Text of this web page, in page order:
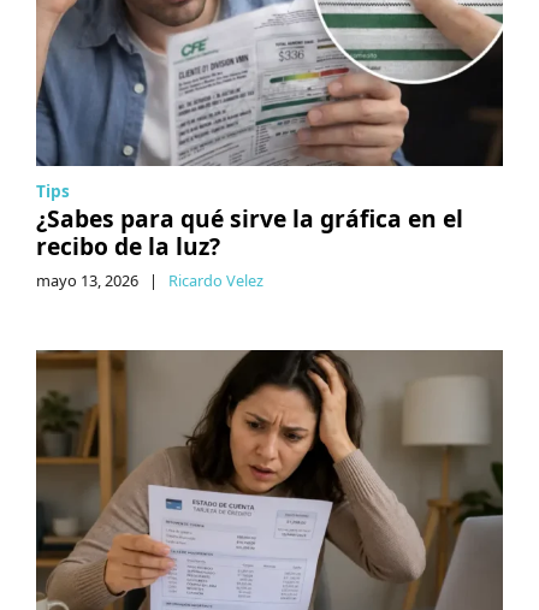
Tips
¿Sabes para qué sirve la gráfica en el
recibo de la luz?
mayo 13, 2026 | Ricardo Velez